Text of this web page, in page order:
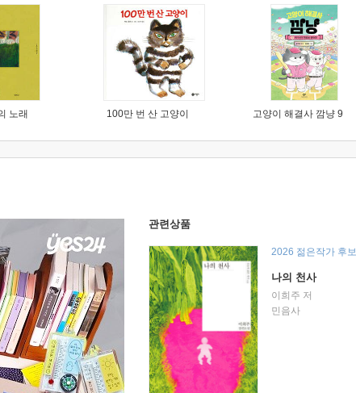
노래 100만 번 산 고양이 고양이 해결사 깜냥 9
관련상품
2026 젊은작가 후
나의 천사
이희주 저
민음사